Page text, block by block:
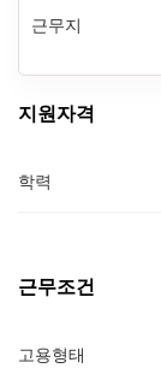
근무지
지원자격
학력
근무조건
고용형태